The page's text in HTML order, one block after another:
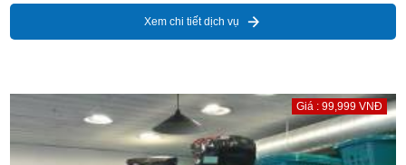
Xem chi tiết dịch vụ
Giá : 99,999 VNĐ